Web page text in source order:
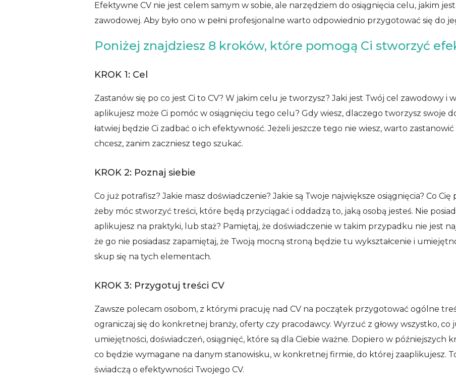
Efektywne CV nie jest celem samym w sobie, ale narzędziem do osiągnięcia celu, jakim
zawodowej. Aby było ono w pełni profesjonalne warto odpowiednio przygotować się do
Poniżej znajdziesz 8 kroków, które pomogą Ci stworzyć
KROK 1: Cel
Zastanów się po co jest Ci to CV? W jakim celu je tworzysz? Jaki jest Twój cel zawodowy i
aplikujesz może Ci pomóc w osiągnięciu tego celu? Gdy wiesz, dlaczego tworzysz swoje
łatwiej będzie Ci zadbać o ich efektywność. Jeżeli jeszcze tego nie wiesz, warto
chcesz, zanim zaczniesz tego szukać.
KROK 2: Poznaj siebie
Co już potrafisz? Jakie masz doświadczenie? Jakie są Twoje największe osiągnięcia? Co
żeby móc stworzyć treści, które będą przyciągać i oddadzą to, jaką osobą jesteś. Nie
aplikujesz na praktyki, lub staż? Pamiętaj, że doświadczenie w takim przypadku nie jest
że go nie posiadasz zapamiętaj, że Twoją mocną stroną będzie tu wykształcenie i
skup się na tych elementach.
KROK 3: Przygotuj treści CV
Zawsze polecam osobom, z którymi pracuję nad CV na początek przygotować ogólne
ograniczaj się do konkretnej branży, oferty czy pracodawcy. Wyrzuć z głowy wszystko, co
umiejętności, doświadczeń, osiągnięć, które są dla Ciebie ważne. Dopiero w późniejszych
co będzie wymagane na danym stanowisku, w konkretnej firmie, do której zaaplikujesz.
świadczą o efektywności Twojego CV.